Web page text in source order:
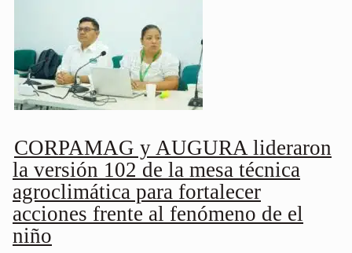
CORPAMAG y AUGURA lideraron
la versión 102 de la mesa técnica
agroclimática para fortalecer
acciones frente al fenómeno de el
niño